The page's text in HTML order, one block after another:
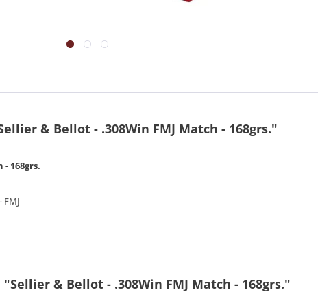
& Bellot - .308Win FMJ Match - 168grs."
168grs.
FMJ
& Bellot - .308Win FMJ Match - 168grs."